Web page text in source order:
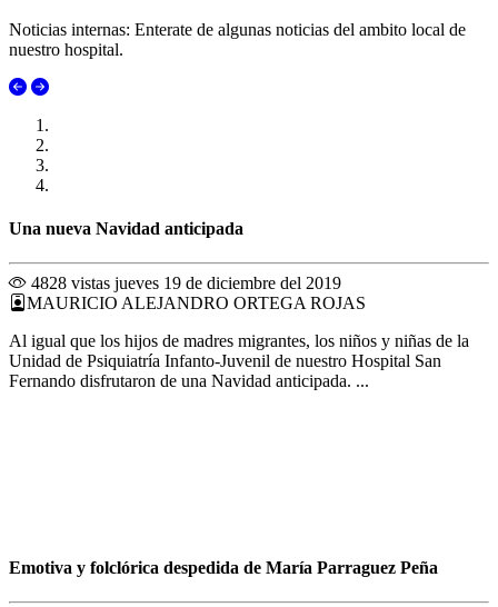
Noticias internas: Enterate de algunas noticias del ambito local de
nuestro hospital.
Una nueva Navidad anticipada
4828 vistas jueves 19 de diciembre del 2019
MAURICIO ALEJANDRO ORTEGA ROJAS
Al igual que los hijos de madres migrantes, los niños y niñas de la
Unidad de Psiquiatría Infanto-Juvenil de nuestro Hospital San
Fernando disfrutaron de una Navidad anticipada. ...
Emotiva y folclórica despedida de María Parraguez Peña